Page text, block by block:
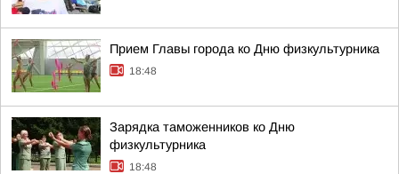
Прием Главы города ко Дню физкультурника
18:48
Зарядка таможенников ко Дню
физкультурника
18:48